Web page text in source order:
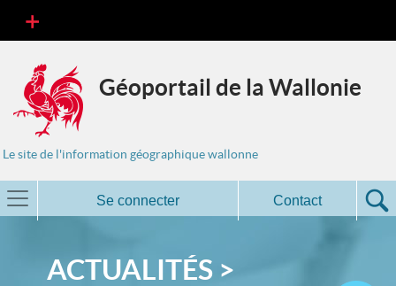
Géoportail de la Wallonie
Le site de l'information géographique wallonne
Se connecter Contact
ACTUALITÉS >